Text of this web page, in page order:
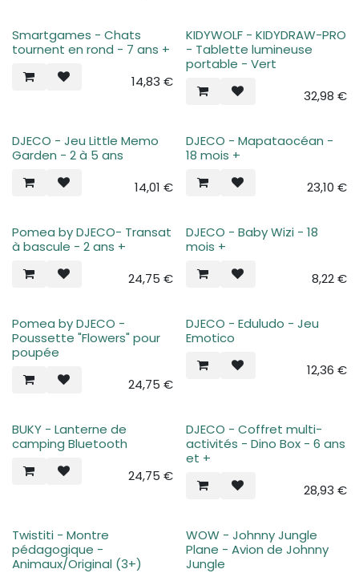
Smartgames - Chats
tournent en rond - 7 ans +
14,83 €
KIDYWOLF - KIDYDRAW-PRO
- Tablette lumineuse
portable - Vert
32,98 €
DJECO - Jeu Little Memo
Garden - 2 à 5 ans
14,01 €
DJECO - Mapataocéan -
18 mois +
23,10 €
Pomea by DJECO- Transat
à bascule - 2 ans +
24,75 €
DJECO - Baby Wizi - 18
mois +
8,22€
Pomea by DJECO -
Poussette "Flowers" pour
poupée
24,75 €
DJECO - Eduludo - Jeu
Emotico
12,36 €
BUKY - Lanterne de
camping Bluetooth
24,75 €
DJECO - Coffret multi-
activités - Dino Box - 6 ans
et +
28,93 €
Twistiti - Montre
pédagogique -
Animaux/Original (3+)
WOW - Johnny Jungle
Plane - Avion de Johnny
Jungle